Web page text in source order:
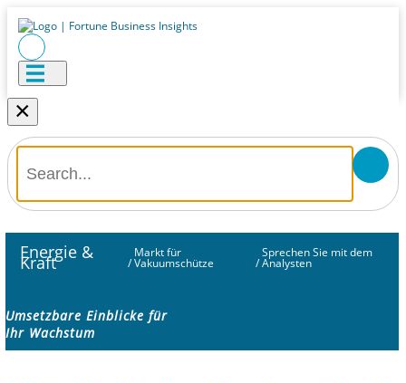
×
Energie &
Kraft /
Markt für
Vakuumschütze /
Sprechen Sie mit dem
Analysten
Umsetzbare Einblicke für
Ihr Wachstum